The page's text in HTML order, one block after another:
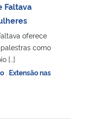
Faltava
oferece
como
[…]
Extensão nas